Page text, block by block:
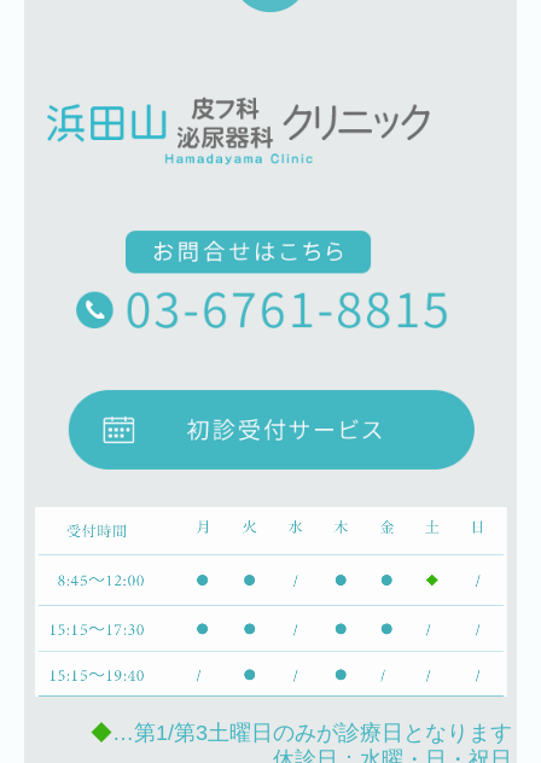
◆…第1/第3土曜日のみが診療日となります